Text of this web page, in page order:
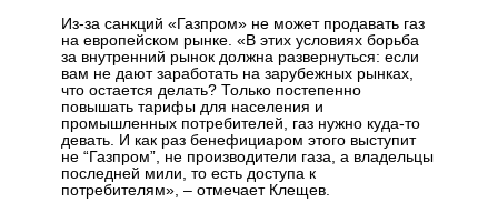
Из-за санкций «Газпром» не может продавать газ
на европейском рынке. «В этих условиях борьба
за внутренний рынок должна развернуться: если
вам не дают заработать на зарубежных рынках,
что остается делать? Только постепенно
повышать тарифы для населения и
промышленных потребителей, газ нужно куда-то
девать. И как раз бенефициаром этого выступит
не “Газпром”, не производители газа, а владельцы
последней мили, то есть доступа к
потребителям», – отмечает Клещев.